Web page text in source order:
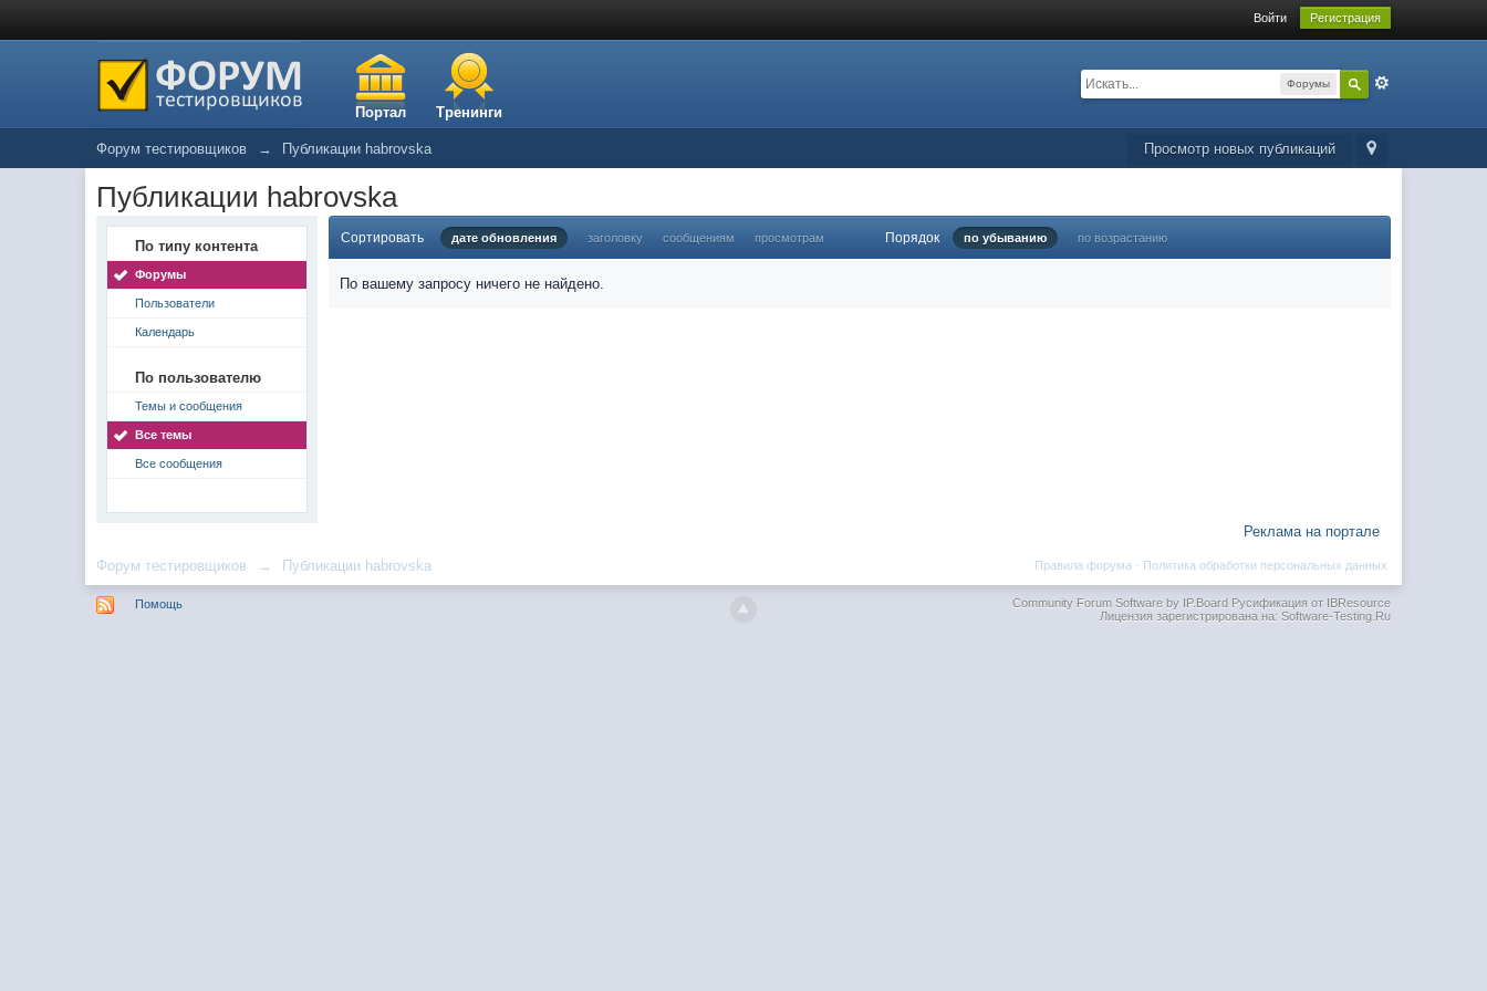
Войти Регистрация
Портал Тренинги
Форумы
Просмотр новых публикаций
Форум тестировщиков → Публикации habrovska
Публикации habrovska
По типу контента
Форумы
Пользователи
Календарь
По пользователю
Темы и сообщения
Все темы
Все сообщения
Сортировать дате обновления заголовку сообщениям просмотрам Порядок по убыванию по возрастанию
По вашему запросу ничего не найдено.
Реклама на портале
Форум тестировщиков → Публикации habrovska Политика обработки персональных данных
Правила форума ·
Помощь Community Forum Software by IP.BoardРусификация от IBResource
Лицензия зарегистрирована на: Software-Testing.Ru